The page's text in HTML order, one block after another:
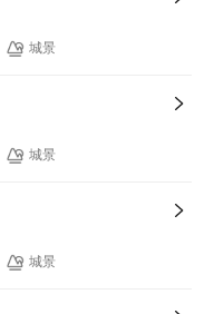
城景
城景
城景